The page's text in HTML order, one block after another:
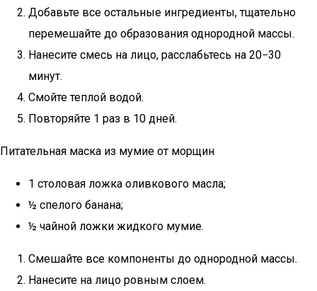
Добавьте все остальные ингредиенты, тщательно
перемешайте до образования однородной массы.
Нанесите смесь на лицо, расслабьтесь на 20−30
минут.
Смойте теплой водой.
Повторяйте 1 раз в 10 дней.
Питательная маска из мумие от морщин
1 столовая ложка оливкового масла;
½ спелого банана;
½ чайной ложки жидкого мумие.
Смешайте все компоненты до однородной массы.
Нанесите на лицо ровным слоем.